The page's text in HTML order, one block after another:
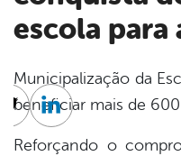
escola para
Municipalização da
beneficiar mais de
Reforçando o
TwitterLinkedin